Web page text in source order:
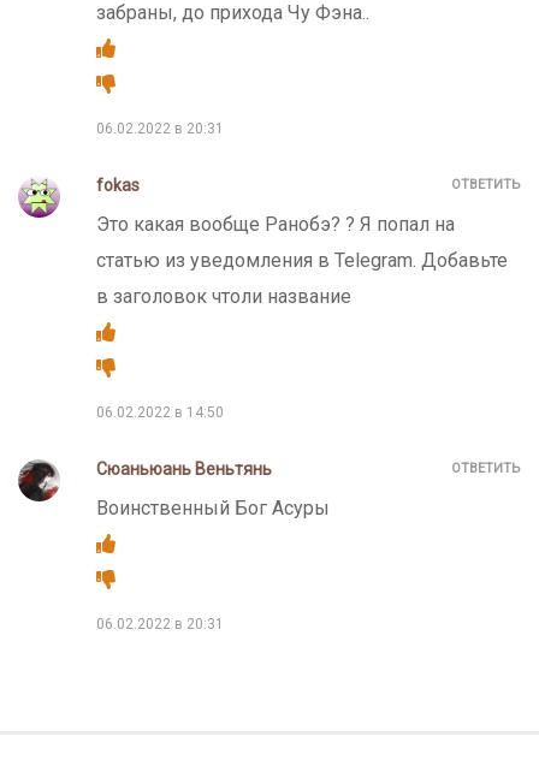
забраны, до прихода Чу Фэна..
06.02.2022 в 20:31
fokas
Это какая вообще Ранобэ? ? Я попал на
статью из уведомления в Telegram. Добавьте
в заголовок чтоли название
06.02.2022 в 14:50
ОТВЕТИТЬ
Сюаньюань Веньтянь
Воинственный Бог Асуры
06.02.2022 в 20:31
ОТВЕТИТЬ